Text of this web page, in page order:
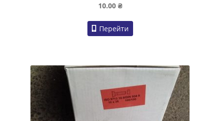
10.00 ₴
Перейти